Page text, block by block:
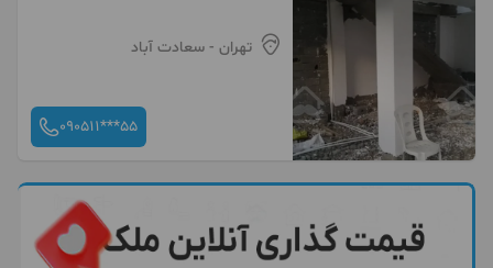
تهران - سعادت آباد
090511***55